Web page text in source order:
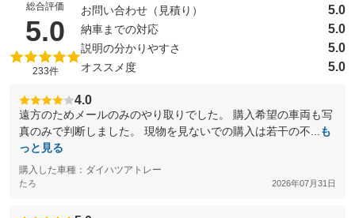
総合評価
5.0 （5点満点中）
233件
お問い合わせ（見積り） 5.0
納車までの対応 5.0
説明の分かりやすさ 5.0
オススメ度 5.0
4.0
遠方のためメールのみのやり取りでした。 購入希望の車両も写
真のみで判断しました。 現物を見ないでの購入は若干の不...
も
っと見る
購入した車種：ダイハツアトレー
たろ 2026年07月31日